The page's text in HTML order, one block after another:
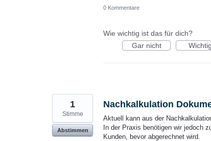
0 Kommentare
Wie wichtig ist das für dich?
Gar nicht
Wichtig
Nachkalkulation
Aktuell kann aus der
In der Praxis benötigen wir jedoch
Kunden, bevor abgerechnet wird.
1
Stimme
Abstimmen